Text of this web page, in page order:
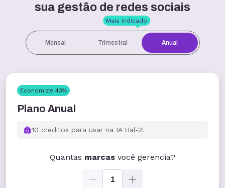
sua gestão de redes sociais
Mensal Trimestral Anual
Mais indicado
Economize 43%
Plano Anual
10 créditos para usar na IA Hal-2!
Quantas marcas você gerencia?
1